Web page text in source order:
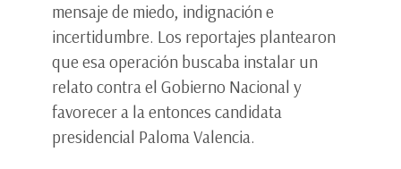
mensaje de miedo, indignación e
incertidumbre. Los reportajes plantearon
que esa operación buscaba instalar un
relato contra el Gobierno Nacional y
favorecer a la entonces candidata
presidencial Paloma Valencia.